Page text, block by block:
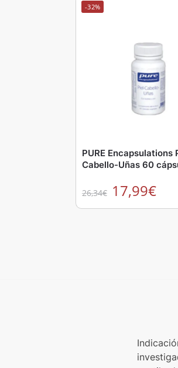
-32%
PURE Encapsulations
Cabello-Uñas 60
26,34€ 17,99€